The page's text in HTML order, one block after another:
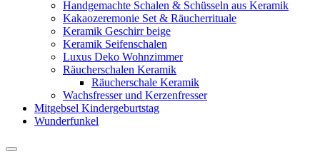
Handgemachte Schalen & Schüsseln aus Keramik
Kakaozeremonie Set & Räucherrituale
Keramik Geschirr beige
Keramik Seifenschalen
Luxus Deko Wohnzimmer
Räucherschalen Keramik
Räucherschale Keramik
Wachsfresser und Kerzenfresser
Mitgebsel Kindergeburtstag
Wunderfunkel